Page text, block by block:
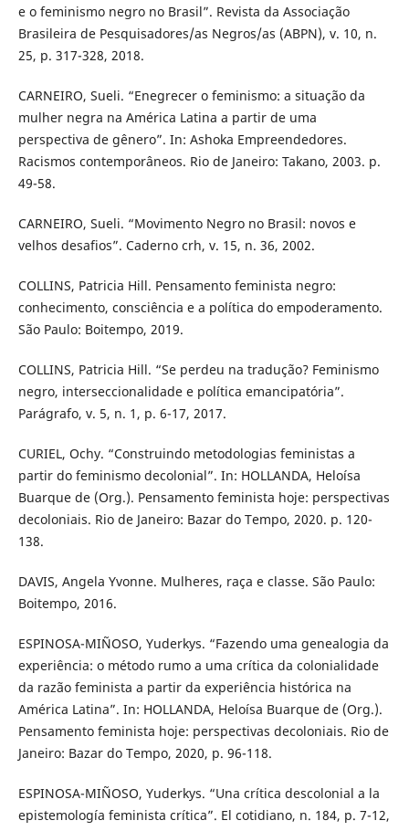
e o feminismo negro no Brasil”. Revista da Associação
Brasileira de Pesquisadores/as Negros/as (ABPN), v. 10, n.
25, p. 317-328, 2018.
CARNEIRO, Sueli. “Enegrecer o feminismo: a situação da
mulher negra na América Latina a partir de uma
perspectiva de gênero”. In: Ashoka Empreendedores.
Racismos contemporâneos. Rio de Janeiro: Takano, 2003. p.
49-58.
CARNEIRO, Sueli. “Movimento Negro no Brasil: novos e
velhos desafios”. Caderno crh, v. 15, n. 36, 2002.
COLLINS, Patricia Hill. Pensamento feminista negro:
conhecimento, consciência e a política do empoderamento.
São Paulo: Boitempo, 2019.
COLLINS, Patricia Hill. “Se perdeu na tradução? Feminismo
negro, interseccionalidade e política emancipatória”.
Parágrafo, v. 5, n. 1, p. 6-17, 2017.
CURIEL, Ochy. “Construindo metodologias feministas a
partir do feminismo decolonial”. In: HOLLANDA, Heloísa
Buarque de (Org.). Pensamento feminista hoje: perspectivas
decoloniais. Rio de Janeiro: Bazar do Tempo, 2020. p. 120-
138.
DAVIS, Angela Yvonne. Mulheres, raça e classe. São Paulo:
Boitempo, 2016.
ESPINOSA-MIÑOSO, Yuderkys. “Fazendo uma genealogia da
experiência: o método rumo a uma crítica da colonialidade
da razão feminista a partir da experiência histórica na
América Latina”. In: HOLLANDA, Heloísa Buarque de (Org.).
Pensamento feminista hoje: perspectivas decoloniais. Rio de
Janeiro: Bazar do Tempo, 2020, p. 96-118.
ESPINOSA-MIÑOSO, Yuderkys. “Una crítica descolonial a la
epistemología feminista crítica”. El cotidiano, n. 184, p. 7-12,